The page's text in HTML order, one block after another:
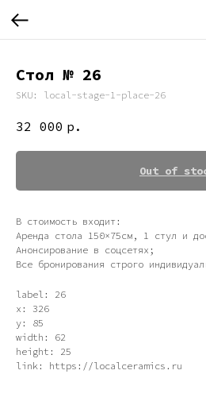
Стол № 26
SKU: local-stage-1-place-26
32 000 р.
Out of
В стоимость входит:
Аренда стола 150×75см, 1 стул и
Анонсирование в соцсетях;
Все бронирования строго
label: 26
x: 326
y: 85
width: 62
height: 25
link: https://localceramics.ru